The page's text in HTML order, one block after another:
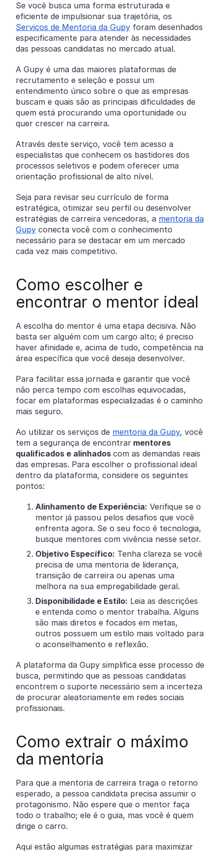
Se você busca uma forma estruturada e
eficiente de impulsionar sua trajetória, os
Serviços de Mentoria da Gupy foram desenhados
especificamente para atender às necessidades
das pessoas candidatas no mercado atual.
A Gupy é uma das maiores plataformas de
recrutamento e seleção e possui um
entendimento único sobre o que as empresas
buscam e quais são as principais dificuldades de
quem está procurando uma oportunidade ou
quer crescer na carreira.
Através deste serviço, você tem acesso a
especialistas que conhecem os bastidores dos
processos seletivos e podem oferecer uma
orientação profissional de alto nível.
Seja para revisar seu currículo de forma
estratégica, otimizar seu perfil ou desenvolver
estratégias de carreira vencedoras, a mentoria da
Gupy conecta você com o conhecimento
necessário para se destacar em um mercado
cada vez mais competitivo.
Como escolher e
encontrar o mentor ideal
A escolha do mentor é uma etapa decisiva. Não
basta ser alguém com um cargo alto; é preciso
haver afinidade e, acima de tudo, competência na
área específica que você deseja desenvolver.
Para facilitar essa jornada e garantir que você
não perca tempo com escolhas equivocadas,
focar em plataformas especializadas é o caminho
mais seguro.
Ao utilizar os serviços de mentoria da Gupy, você
tem a segurança de encontrar mentores
qualificados e alinhados com as demandas reais
das empresas. Para escolher o profissional ideal
dentro da plataforma, considere os seguintes
pontos:
Alinhamento de Experiência: Verifique se o
mentor já passou pelos desafios que você
enfrenta agora. Se o seu foco é tecnologia,
busque mentores com vivência nesse setor.
Objetivo Específico: Tenha clareza se você
precisa de uma mentoria de liderança,
transição de carreira ou apenas uma
melhora na sua empregabilidade geral.
Disponibilidade e Estilo: Leia as descrições
e entenda como o mentor trabalha. Alguns
são mais diretos e focados em metas,
outros possuem um estilo mais voltado para
o aconselhamento e reflexão.
A plataforma da Gupy simplifica esse processo de
busca, permitindo que as pessoas candidatas
encontrem o suporte necessário sem a incerteza
de procurar aleatoriamente em redes sociais
profissionais.
Como extrair o máximo
da mentoria
Para que a mentoria de carreira traga o retorno
esperado, a pessoa candidata precisa assumir o
protagonismo. Não espere que o mentor faça
todo o trabalho; ele é o guia, mas você é quem
dirige o carro.
Aqui estão algumas estratégias para maximizar